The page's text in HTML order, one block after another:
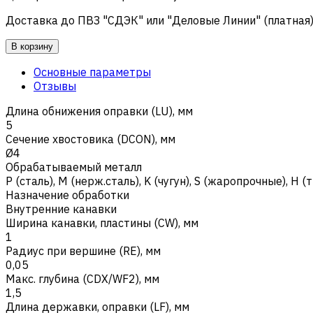
Доставка до ПВЗ "СДЭК" или "Деловые Линии" (платная)
В корзину
Основные параметры
Отзывы
Длина обнижения оправки (LU), мм
5
Сечение хвостовика (DCON), мм
Ø4
Обрабатываемый металл
Р (сталь), M (нерж.сталь), K (чугун), S (жаропрочные), H
Назначение обработки
Внутренние канавки
Ширина канавки, пластины (CW), мм
1
Радиус при вершине (RE), мм
0,05
Макс. глубина (CDX/WF2), мм
1,5
Длина державки, оправки (LF), мм